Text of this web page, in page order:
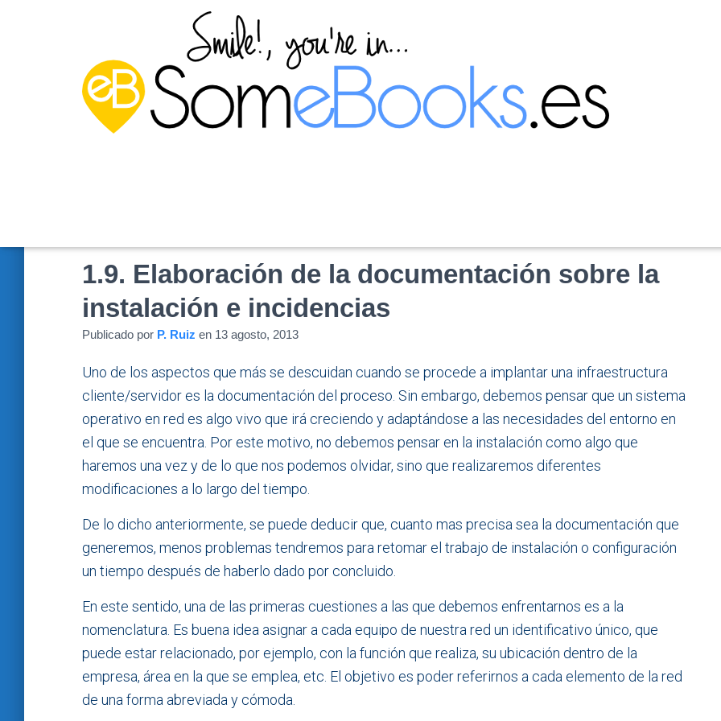
1.9. Elaboración de la documentación sobre la
instalación e incidencias
Publicado por P. Ruiz en 13 agosto, 2013
Uno de los aspectos que más se descuidan cuando se procede a implantar una infraestructura
cliente/servidor es la documentación del proceso. Sin embargo, debemos pensar que un sistema
operativo en red es algo vivo que irá creciendo y adaptándose a las necesidades del entorno en
el que se encuentra. Por este motivo, no debemos pensar en la instalación como algo que
haremos una vez y de lo que nos podemos olvidar, sino que realizaremos diferentes
modificaciones a lo largo del tiempo.
De lo dicho anteriormente, se puede deducir que, cuanto mas precisa sea la documentación que
generemos, menos problemas tendremos para retomar el trabajo de instalación o configuración
un tiempo después de haberlo dado por concluido.
En este sentido, una de las primeras cuestiones a las que debemos enfrentarnos es a la
nomenclatura. Es buena idea asignar a cada equipo de nuestra red un identificativo único, que
puede estar relacionado, por ejemplo, con la función que realiza, su ubicación dentro de la
empresa, área en la que se emplea, etc. El objetivo es poder referirnos a cada elemento de la red
de una forma abreviada y cómoda.